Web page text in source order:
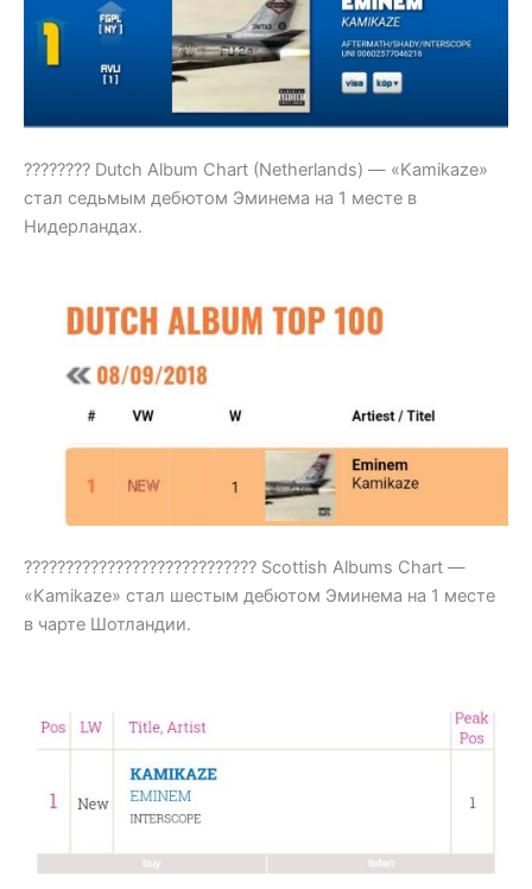
???????? Dutch Album Chart (Netherlands) — «Kamikaze»
стал седьмым дебютом Эминема на 1 месте в
Нидерландах.
???????????????????????????? Scottish Albums Chart —
«Kamikaze» стал шестым дебютом Эминема на 1 месте
в чарте Шотландии.